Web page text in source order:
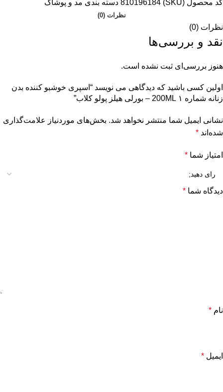
کد محصول (SKU)
810196184 دسته بندی مد و پوشاک
نظرات (0)
نظرات (0)
نقد و بررسی‌ها
هنوز بررسی‌ای ثبت نشده است.
اولین کسی باشید که دیدگاهی می نویسد “اسپری خوشبو کننده بدن
زنانه شماره ۱ 200ML – بورلی هیلز پولو کلاب”
نشانی ایمیل شما منتشر نخواهد شد. بخش‌های موردنیاز علامت‌گذاری
شده‌اند *
امتیاز شما *
دیدگاه شما *
نام *
ایمیل *